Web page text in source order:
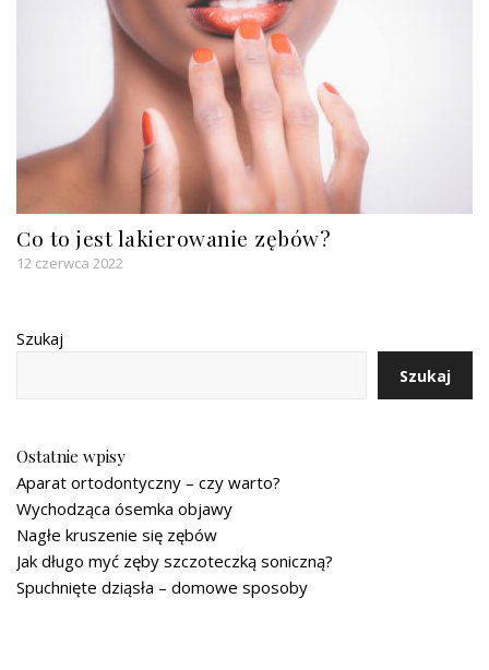
Co to jest lakierowanie zębów?
12 czerwca 2022
Szukaj
Szukaj
Ostatnie wpisy
Aparat ortodontyczny – czy warto?
Wychodząca ósemka objawy
Nagłe kruszenie się zębów
Jak długo myć zęby szczoteczką soniczną?
Spuchnięte dziąsła – domowe sposoby